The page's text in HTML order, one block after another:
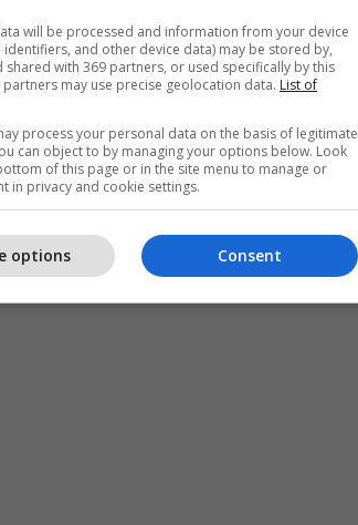
që veprojnë brenda dhe jashtë
will be processed and information from your device
identifiers, and other device data) may be stored by,
shared with 369 partners, or used specifically by this
partners may use precise geolocation data. List of
process your personal data on the basis of legitimate
can object to by managing your options below. Look
of this page or in the site menu to manage or
in privacy and cookie settings.
Consent
options